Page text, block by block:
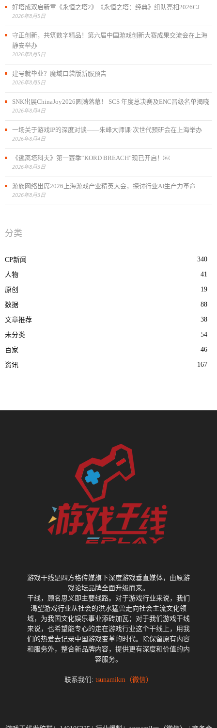
好塔成双启新章《永恒之塔2》《永恒之塔：经典》组队亮相2026CJ
2026年8月5日
守正创新，共筑数字精品！第六届中国游戏创新大赛成果交流会在上海
静安举办
2026年8月5日
建号就毕业？魔域口袋版新服预告
2026年8月5日
SNK出展ChinaJoy2026圆满落幕！ SCS 年度总决赛及ENC晋级名单揭晓
2026年8月4日
一场关于游戏IP的深度对谈——朱峰大师课·次世代预研会在上海举办
2026年8月4日
《逃离塔科夫》第一赛季“KORD BREACH”现已开启！￼
2026年8月3日
游族网络出席2026上海游戏产业精英大会，探讨行业AI生产力革命
2026年8月3日
分类
CP新闻 340
人物 41
原创 19
数据 88
文章推荐 38
未分类 54
百家 46
资讯 167
游戏干线是四方格传媒旗下深度游戏垂直媒体，由原游
戏论坛品牌全面升级而来。
干线，顾名思义即主要线路。对于游戏行业来说，我们
渴望游戏行业从社会的洪水猛兽走向社会主流文化领
域，为我国文化娱乐事业添砖加瓦；对于我们游戏干线
来说，也希望能专心的走在游戏行业这个干线上，用我
们的热爱去记录中国游戏变革的时代。除保留原有内容
和服务外，整合新品牌内容，提供更有深度和价值的内
容服务。
联系我们: tsunamikm（微信）